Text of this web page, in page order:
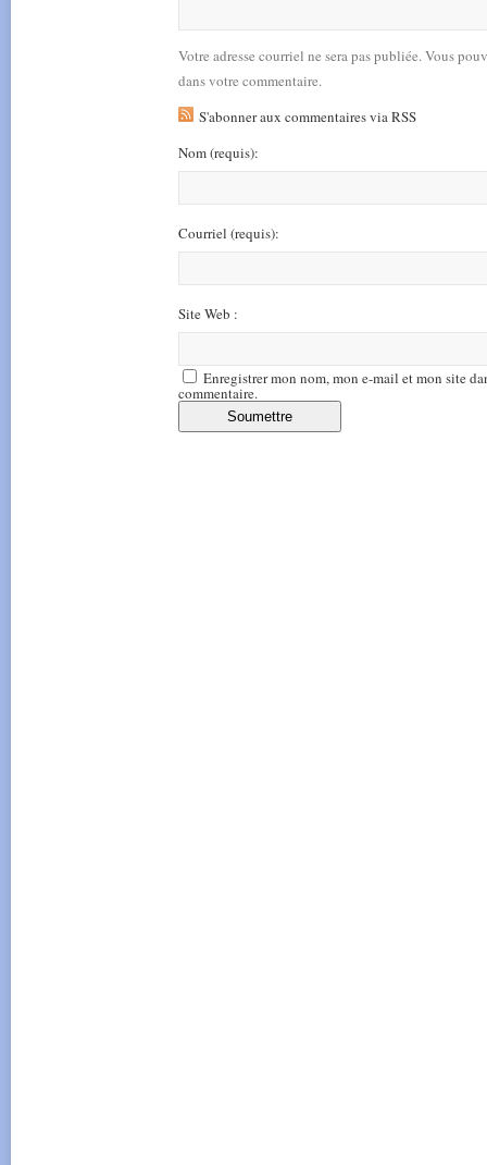
Votre adresse courriel ne sera pas publiée. Vous
dans votre commentaire.
S'abonner aux commentaires via RSS
Nom(requis):
Courriel (requis):
Site Web :
Enregistrer mon nom, mon e-mail et mon site
commentaire.